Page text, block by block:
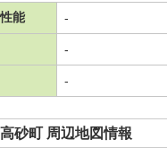
能 -
-
-
砂町 周辺地図情報